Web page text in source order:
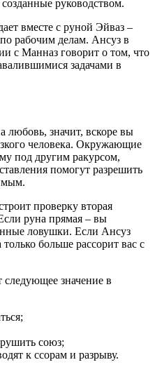
руководством.
вместе с руной Эйваз –
рабочим делам. Ансуз в
с Манназ говорит о том, что
задачами в
любовь, значит, вскоре вы
человека. Окружающие
под другим ракурсом,
помогут разрешить
проверку вторая
руна прямая – вы
ловушки. Если Ансуз
больше рассорит вас с
следующее значение в
союз;
к ссорам и разрыву.